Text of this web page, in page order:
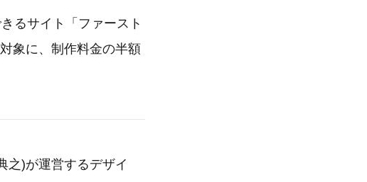
るサイト「ファースト
象に、制作料金の半額
之)が運営するデザイ